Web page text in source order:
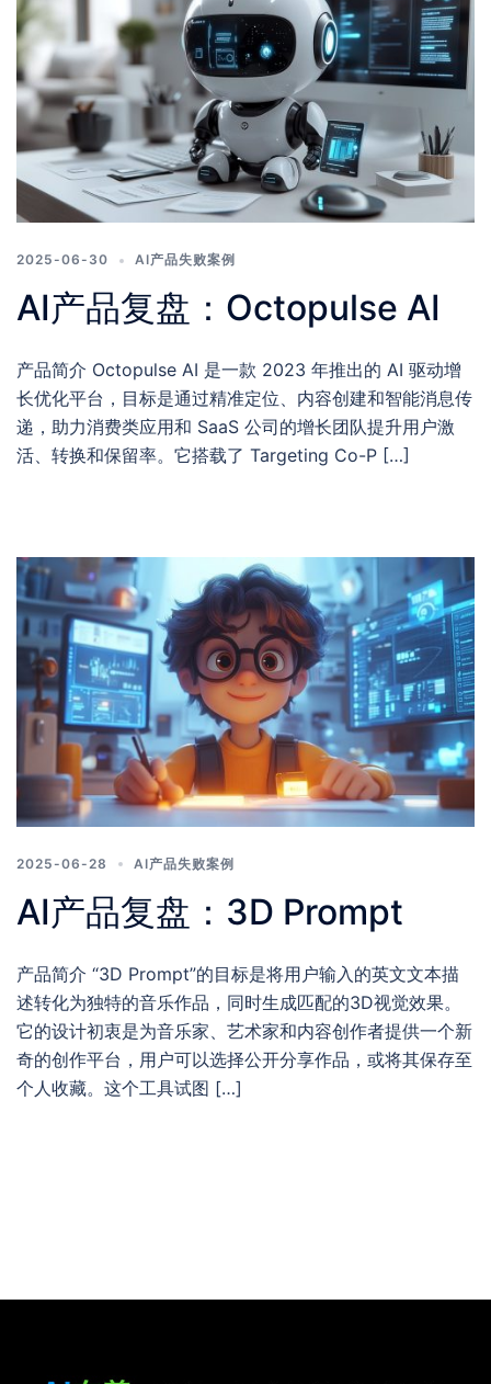
2025-06-30 AI产品失败案例
AI产品复盘：Octopulse AI
产品简介 Octopulse AI 是一款 2023 年推出的 AI 驱动增
长优化平台，目标是通过精准定位、内容创建和智能消息传
递，助力消费类应用和 SaaS 公司的增长团队提升用户激
活、转换和保留率。它搭载了 Targeting Co-P […]
2025-06-28 AI产品失败案例
AI产品复盘：3D Prompt
产品简介 “3D Prompt”的目标是将用户输入的英文文本描
述转化为独特的音乐作品，同时生成匹配的3D视觉效果。
它的设计初衷是为音乐家、艺术家和内容创作者提供一个新
奇的创作平台，用户可以选择公开分享作品，或将其保存至
个人收藏。这个工具试图 […]